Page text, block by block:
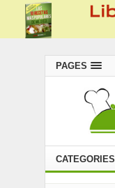
PAGES
CATEGORIES